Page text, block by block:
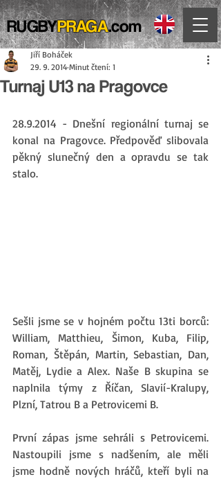
RUGBYPRAGA.com
Turnaj U13 na Pragovce
Jiří Boháček
29. 9. 2014 Minut čtení: 1
28.9.2014 - Dnešní regionální turnaj se
konal na Pragovce. Předpověď slibovala
pěkný slunečný den a opravdu se tak
stalo.
Sešli jsme se v hojném počtu 13ti borců:
William, Matthieu, Šimon, Kuba, Filip,
Roman, Štěpán, Martin, Sebastian, Dan,
Matěj, Lydie a Alex. Naše B skupina se
naplnila týmy z Říčan, Slavií-Kralupy,
Plzní, Tatrou B a Petrovicemi B.
První zápas jsme sehráli s Petrovicemi.
Nastoupili jsme s nadšením, ale měli
jsme hodně nových hráčů, kteří byli na